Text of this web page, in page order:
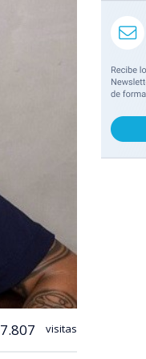
visitas